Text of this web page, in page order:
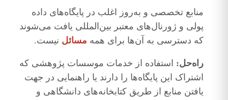
منابع تخصصی و به‌روز اغلب در پایگاه‌های داده
پولی و ژورنال‌های معتبر بین‌المللی یافت می‌شوند
که دسترسی به آن‌ها برای همه مسائل‌ نیست.
راه‌حل: استفاده از خدمات موسسات پژوهشی که
اشتراک این پایگاه‌ها را دارند یا راهنمایی در جهت
یافتن منابع از طریق کتابخانه‌های دانشگاهی و